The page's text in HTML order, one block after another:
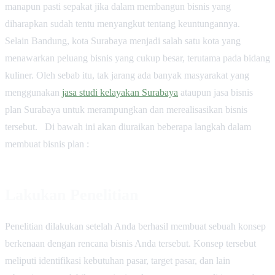
manapun pasti sepakat jika dalam membangun bisnis yang
diharapkan sudah tentu menyangkut tentang keuntungannya.
Selain Bandung, kota Surabaya menjadi salah satu kota yang
menawarkan peluang bisnis yang cukup besar, terutama pada bidang
kuliner. Oleh sebab itu, tak jarang ada banyak masyarakat yang
menggunakan jasa studi kelayakan Surabaya ataupun jasa bisnis
plan Surabaya untuk merampungkan dan merealisasikan bisnis
tersebut. Di bawah ini akan diuraikan beberapa langkah dalam
membuat bisnis plan :
Penelitian dilakukan setelah Anda berhasil membuat sebuah konsep
berkenaan dengan rencana bisnis Anda tersebut. Konsep tersebut
meliputi identifikasi kebutuhan pasar, target pasar, dan lain